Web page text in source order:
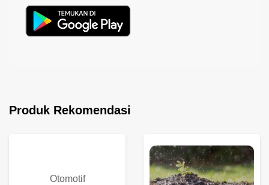
Produk Rekomendasi
Otomotif